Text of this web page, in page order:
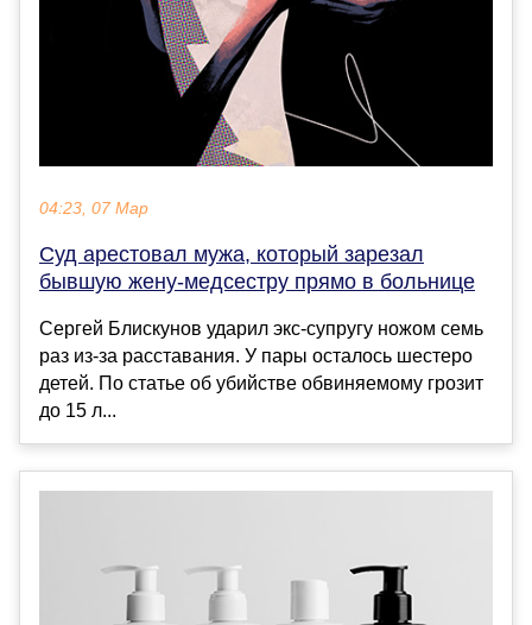
04:23, 07 Мар
Суд арестовал мужа, который зарезал
бывшую жену-медсестру прямо в больнице
Сергей Блискунов ударил экс-супругу ножом семь
раз из-за расставания. У пары осталось шестеро
детей. По статье об убийстве обвиняемому грозит
до 15 л...